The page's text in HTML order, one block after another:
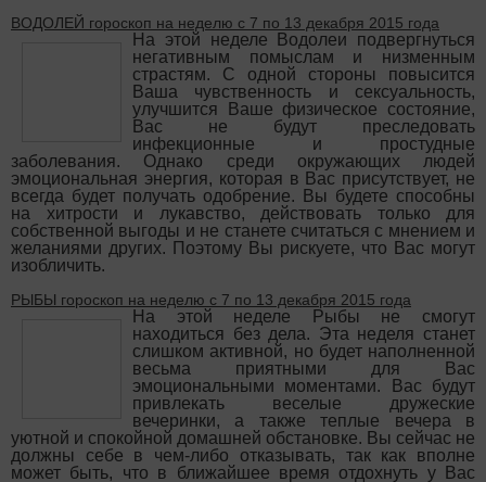
ВОДОЛЕЙ гороскоп на неделю с 7 по 13 декабря 2015 года
На этой неделе Водолеи подвергнуться
негативным помыслам и низменным
страстям. С одной стороны повысится
Ваша чувственность и сексуальность,
улучшится Ваше физическое состояние,
Вас не будут преследовать
инфекционные и простудные
заболевания. Однако среди окружающих людей
эмоциональная энергия, которая в Вас присутствует, не
всегда будет получать одобрение. Вы будете способны
на хитрости и лукавство, действовать только для
собственной выгоды и не станете считаться с мнением и
желаниями других. Поэтому Вы рискуете, что Вас могут
изобличить.
РЫБЫ гороскоп на неделю с 7 по 13 декабря 2015 года
На этой неделе Рыбы не смогут
находиться без дела. Эта неделя станет
слишком активной, но будет наполненной
весьма приятными для Вас
эмоциональными моментами. Вас будут
привлекать веселые дружеские
вечеринки, а также теплые вечера в
уютной и спокойной домашней обстановке. Вы сейчас не
должны себе в чем-либо отказывать, так как вполне
может быть, что в ближайшее время отдохнуть у Вас